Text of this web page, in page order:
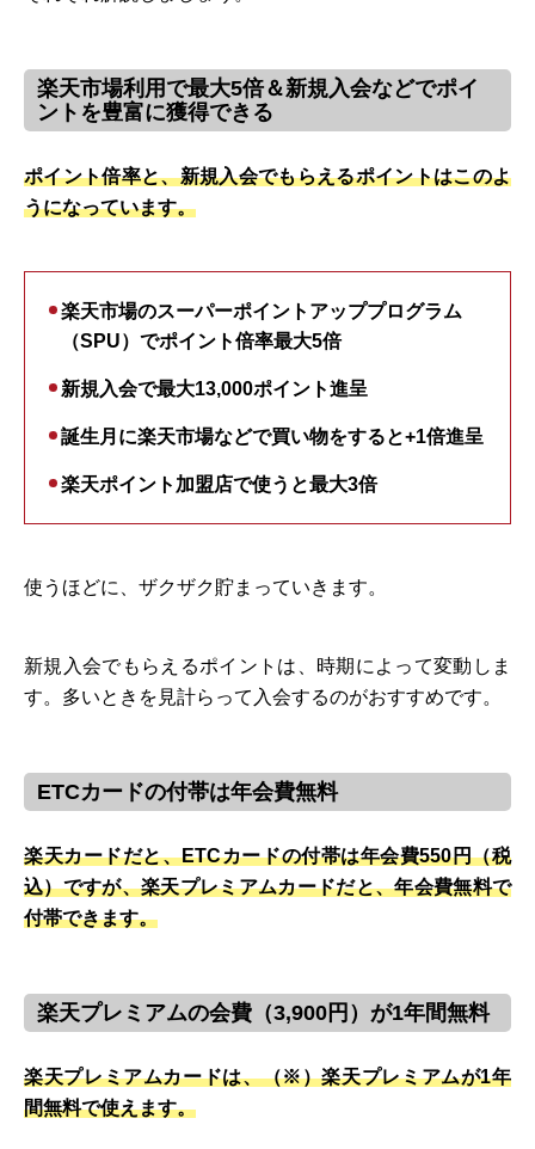
楽天市場利用で最大5倍＆新規入会などでポイ
ントを豊富に獲得できる
ポイント倍率と、新規入会でもらえるポイントはこのよ
うになっています。
楽天市場のスーパーポイントアッププログラム
（SPU）でポイント倍率最大5倍
新規入会で最大13,000ポイント進呈
誕生月に楽天市場などで買い物をすると+1倍進呈
楽天ポイント加盟店で使うと最大3倍
使うほどに、ザクザク貯まっていきます。
新規入会でもらえるポイントは、時期によって変動しま
す。多いときを見計らって入会するのがおすすめです。
ETCカードの付帯は年会費無料
楽天カードだと、ETCカードの付帯は年会費550円（税
込）ですが、楽天プレミアムカードだと、年会費無料で
付帯できます。
楽天プレミアムの会費（3,900円）が1年間無料
楽天プレミアムカードは、（※）楽天プレミアムが1年
間無料で使えます。